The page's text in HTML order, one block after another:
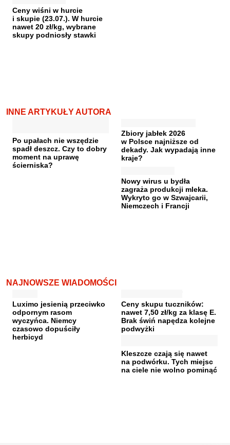
Ceny wiśni w hurcie
i skupie (23.07.). W hurcie
nawet 20 zł/kg, wybrane
skupy podniosły stawki
INNE ARTYKUŁY AUTORA
Po upałach nie wszędzie
spadł deszcz. Czy to dobry
moment na uprawę
ścierniska?
Zbiory jabłek 2026
w Polsce najniższe od
dekady. Jak wypadają inne
kraje?
Nowy wirus u bydła
zagraża produkcji mleka.
Wykryto go w Szwajcarii,
Niemczech i Francji
NAJNOWSZE WIADOMOŚCI
Luximo jesienią przeciwko
odpornym rasom
wyczyńca. Niemcy
czasowo dopuściły
herbicyd
Ceny skupu tuczników:
nawet 7,50 zł/kg za klasę E.
Brak świń napędza kolejne
podwyżki
Kleszcze czają się nawet
na podwórku. Tych miejsc
na ciele nie wolno pominąć